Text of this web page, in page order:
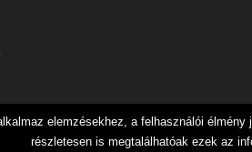
elemzésekhez, a felhasználói
részletesen is megtalálhatóak ezek az